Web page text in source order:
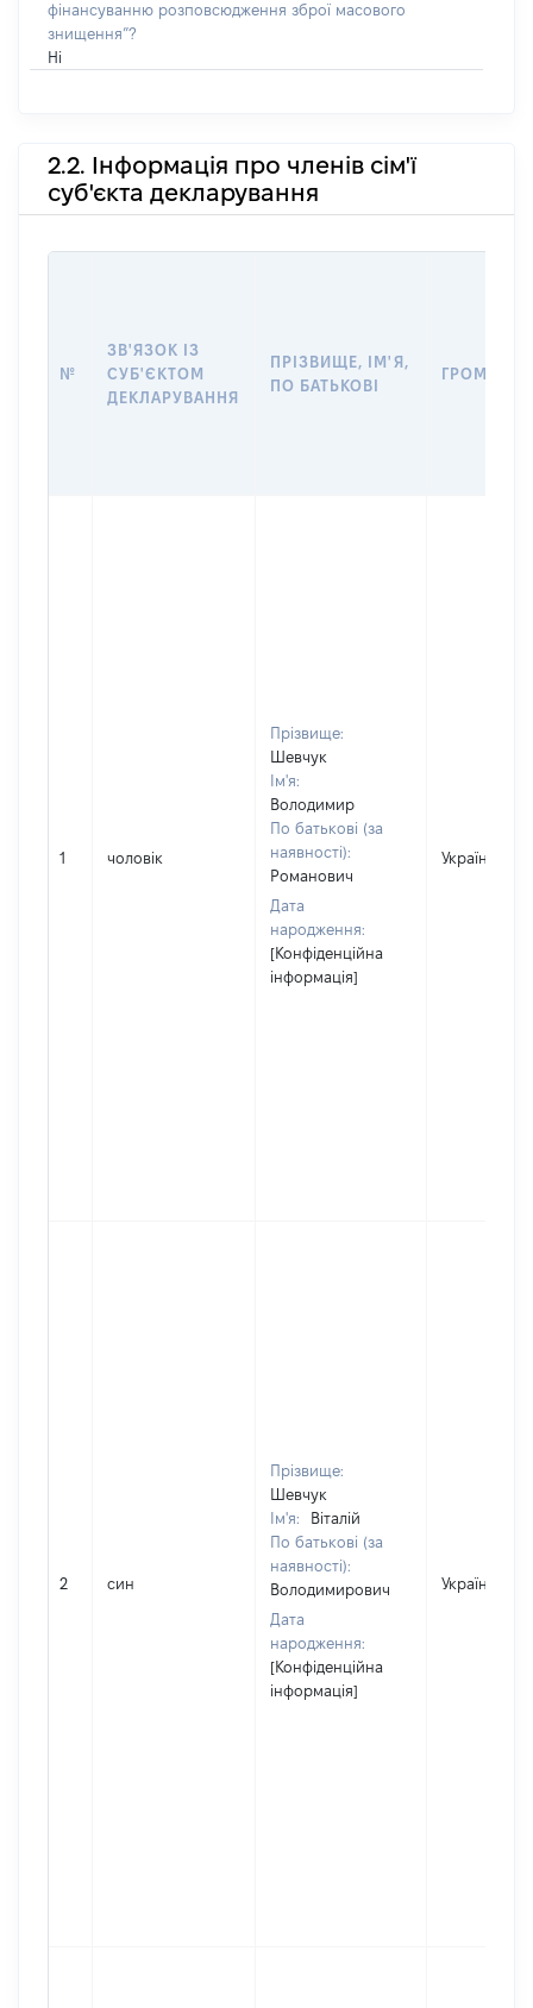
фінансуванню розповсюдження зброї масового
знищення”?
Ні
2.2. Інформація про членів сім'ї
суб'єкта декларування
№
ЗВ'ЯЗОК ІЗ
СУБ'ЄКТОМ
ДЕКЛАРУВАННЯ
ПРІЗВИЩЕ, ІМ'Я,
ПО БАТЬКОВІ
1 чоловік
Прізвище:
Шевчук
Ім'я:
Володимир
По батькові (за
наявності):
Романович
Дата
народження:
[Конфіденційна
інформація]
Україна
2 син
Прізвище:
Шевчук
Ім'я:
Віталій
По батькові (за
наявності):
Володимирович
Дата
народження:
[Конфіденційна
інформація]
Україна